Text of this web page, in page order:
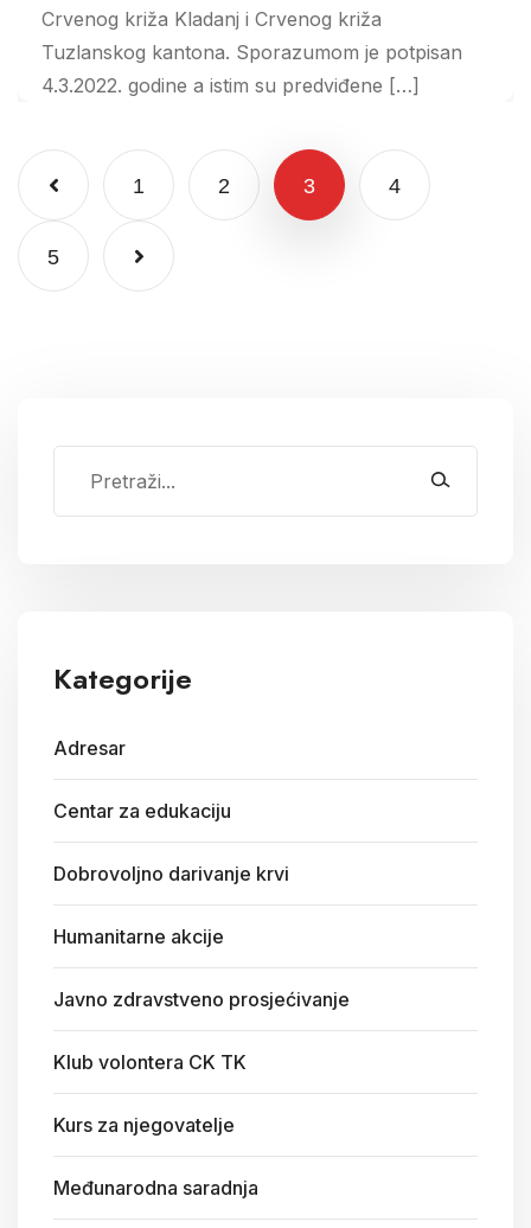
Kategorije
Adresar
Centar za edukaciju
Dobrovoljno darivanje krvi
Humanitarne akcije
Javno zdravstveno prosjećivanje
Klub volontera CK TK
Kurs za njegovatelje
Međunarodna saradnja
Crvenog križa Kladanj i Crvenog križa
Tuzlanskog kantona. Sporazumom je potpisan
4.3.2022. godine a istim su predviđene […]
1 2 3 4
5